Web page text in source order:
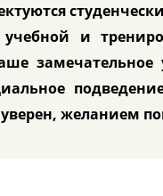
и
замечательное
желанием